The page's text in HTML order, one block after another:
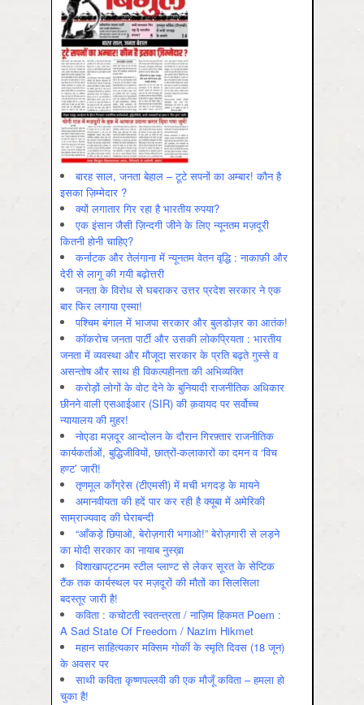
बारह साल, जनता बेहाल – टूटे सपनों का अम्बार! कौन है
इसका ज़िम्मेदार ?
क्यों लगातार गिर रहा है भारतीय रुपया?
एक इंसान जैसी ज़िन्दगी जीने के लिए न्यूनतम मज़दूरी
कितनी होनी चाहिए?
कर्नाटक और तेलंगाना में न्यूनतम वेतन वृद्धि : नाकाफ़ी और
देरी से लागू की गयी बढ़ोत्तरी
जनता के विरोध से घबराकर उत्तर प्रदेश सरकार ने एक
बार फिर लगाया एस्मा!
पश्चिम बंगाल में भाजपा सरकार और बुलडोज़र का आतंक!
कॉकरोच जनता पार्टी और उसकी लोकप्रियता : भारतीय
जनता में व्‍यवस्‍था और मौजूदा सरकार के प्रति बढ़ते गुस्‍से व
असन्‍तोष और साथ ही विकल्‍पहीनता की अभिव्‍यक्ति
करोड़ों लोगों के वोट देने के बुनियादी राजनीतिक अधिकार
छीनने वाली एसआईआर (SIR) की क़वायद पर सर्वोच्च
न्यायालय की मुहर!
नोएडा मज़दूर आन्दोलन के दौरान गिरफ़्तार राजनीतिक
कार्यकर्ताओं, बुद्धिजीवियों, छात्रों-कलाकारों का दमन व ‘विच
हण्ट’ जारी!
तृणमूल काँग्रेस (टीएमसी) में मची भगदड़ के मायने
अमानवीयता की हदें पार कर रही है क्यूबा में अमेरिकी
साम्राज्यवाद की घेराबन्दी
“आँकड़े छिपाओ, बेरोज़गारी भगाओ!” बेरोज़गारी से लड़ने
का मोदी सरकार का नायाब नुस्ख़ा
विशाखापट्टनम स्टील प्लाण्ट से लेकर सूरत के सेप्टिक
टैंक तक कार्यस्थल पर मज़दूरों की मौतों का सिलसिला
बदस्तूर जारी है!
कविता : कचोटती स्वतन्त्रता / नाज़िम हिकमत Poem :
A Sad State Of Freedom / Nazim Hikmet
महान साहित्यकार मक्सिम गोर्की के स्मृति दिवस (18 जून)
के अवसर पर
साथी कविता कृष्णपल्लवी की एक मौजूँ कविता – हमला हो
चुका है!